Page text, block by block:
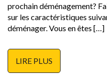
prochain déménagement?
sur les caractéristiques
déménager. Vous en êtes […]
LIRE PLUS